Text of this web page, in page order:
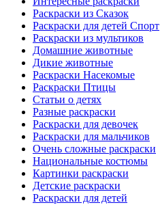
Раскраски из Сказок
Раскраски для детей Спорт
Раскраски из мультиков
Домашние животные
Дикие животные
Раскраски Насекомые
Раскраски Птицы
Статьи о детях
Разные раскраски
Раскраски для девочек
Раскраски для мальчиков
Очень сложные раскраски
Национальные костюмы
Картинки раскраски
Детские раскраски
Раскраски для детей